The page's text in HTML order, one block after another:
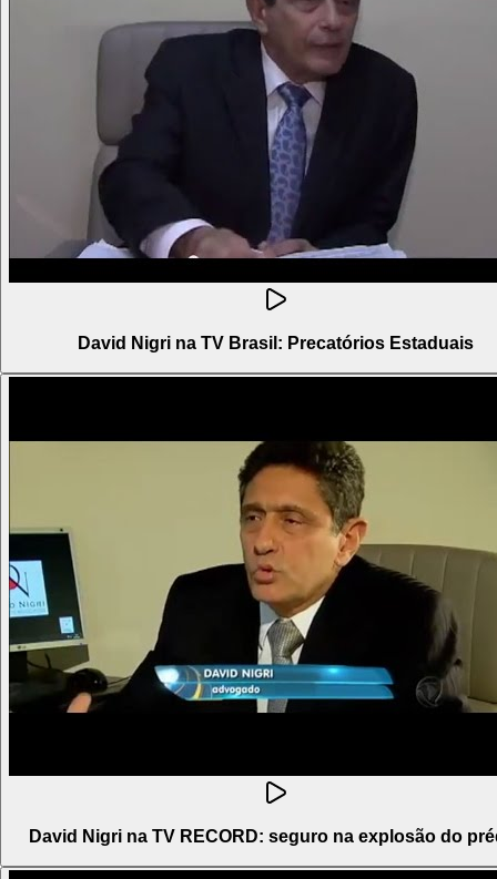
David Nigri na TV Brasil: Precatórios Estaduais
David Nigri na TV RECORD: seguro na explosão do